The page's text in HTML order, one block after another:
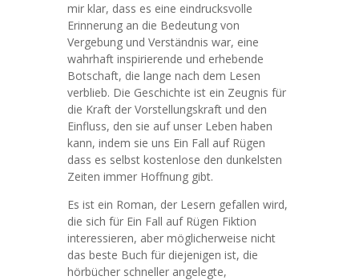
mir klar, dass es eine eindrucksvolle
Erinnerung an die Bedeutung von
Vergebung und Verständnis war, eine
wahrhaft inspirierende und erhebende
Botschaft, die lange nach dem Lesen
verblieb. Die Geschichte ist ein Zeugnis für
die Kraft der Vorstellungskraft und den
Einfluss, den sie auf unser Leben haben
kann, indem sie uns Ein Fall auf Rügen
dass es selbst kostenlose den dunkelsten
Zeiten immer Hoffnung gibt.
Es ist ein Roman, der Lesern gefallen wird,
die sich für Ein Fall auf Rügen Fiktion
interessieren, aber möglicherweise nicht
das beste Buch für diejenigen ist, die
hörbücher schneller angelegte,